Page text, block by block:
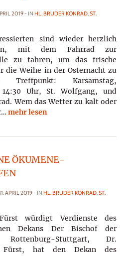
2019- IN HL. BRUDER KONRAD,ST.
sind wieder herzlich
mit dem Fahrrad zur
zu fahren, um das frische
die Weihe in der Osternacht zu
Treffpunkt: Karsamstag,
14:30 Uhr, St. Wolfgang, und
Wem das Wetter zu kalt oder
mehr lesen
ÖKUMENE-
APRIL 2019- IN HL. BRUDER KONRAD,ST.
würdigt Verdienste des
Dekans Der Bischof der
Rottenburg-Stuttgart, Dr.
Fürst, hat den Dekan des